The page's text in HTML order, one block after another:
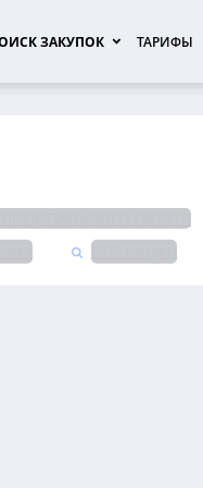
ЗАКУПОК ТАРИФЫ
ОКРУГА